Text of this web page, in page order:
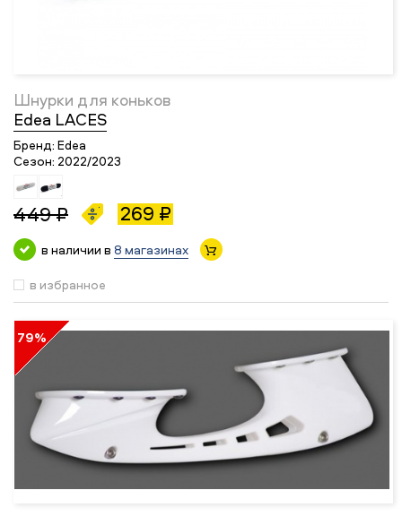
Шнурки для коньков
Edea LACES
Бренд: Edea
Сезон: 2022/2023
449 ₽ 269 ₽
в наличии в 8 магазинах
в избранное
79%